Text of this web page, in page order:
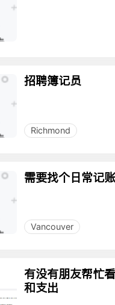
招聘簿记员
Richmond
需要找个日常记
Vancouver
有没有朋友帮忙
和支出